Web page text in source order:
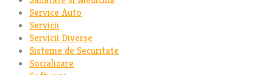
Service Auto
Servicii
Servicii Diverse
Sisteme de Securitate
Socializare